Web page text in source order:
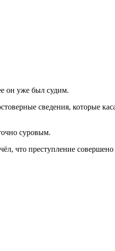
он уже был судим.
сведения, которые
суровым.
что преступление